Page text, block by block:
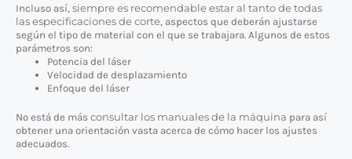
Incluso así, siempre es recomendable estar al tanto de todas
las especificaciones de corte, aspectos que deberán ajustarse
según el tipo de material con el que se trabajara. Algunos de estos
parámetros son:
Potencia del láser
Velocidad de desplazamiento
Enfoque del láser
No está de más consultar los manuales de la máquina para así
obtener una orientación vasta acerca de cómo hacer los ajustes
adecuados.